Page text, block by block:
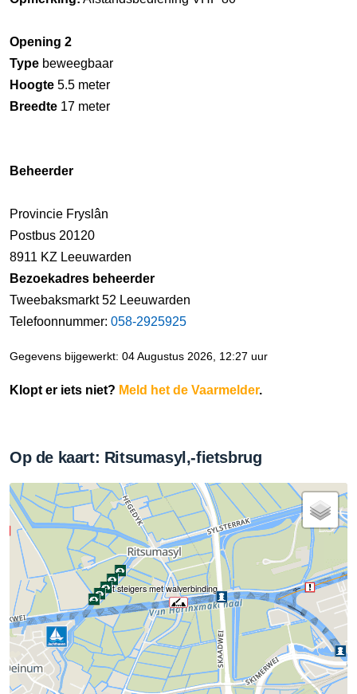
Opening 2
Type beweegbaar
Hoogte 5.5 meter
Breedte 17 meter
Beheerder
Provincie Fryslân
Postbus 20120
8911 KZ Leeuwarden
Bezoekadres beheerder
Tweebaksmarkt 52 Leeuwarden
Telefoonnummer: 058-2925925
Gegevens bijgewerkt: 04 Augustus 2026, 12:27 uur
Klopt er iets niet? Meld het de Vaarmelder.
Op de kaart: Ritsumasyl,-fietsbrug
vast steigers met walverbinding